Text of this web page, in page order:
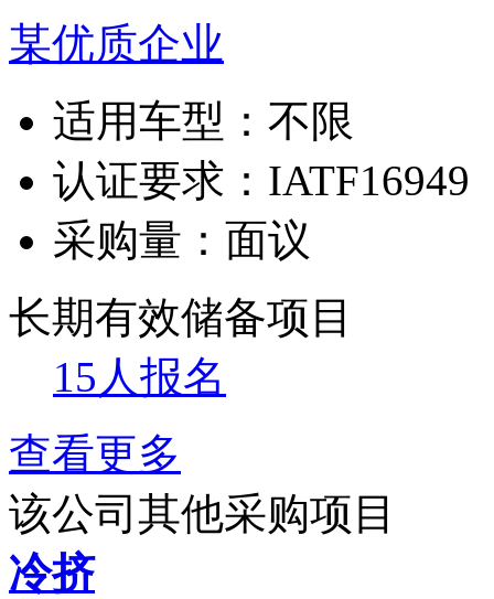
某优质企业
适用车型： 不限
认证要求： IATF16949
采购量： 面议
长期有效储备项目
15人报名
查看更多
该公司其他采购项目
冷挤